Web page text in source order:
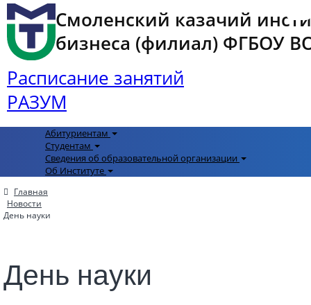
Смоленский казачий
бизнеса (филиал) ФГБОУ
Расписание занятий
РАЗУМ
Абитуриентам
Студентам
Сведения об образовательной организации
Об Институте
Главная
Новости
День науки
День науки